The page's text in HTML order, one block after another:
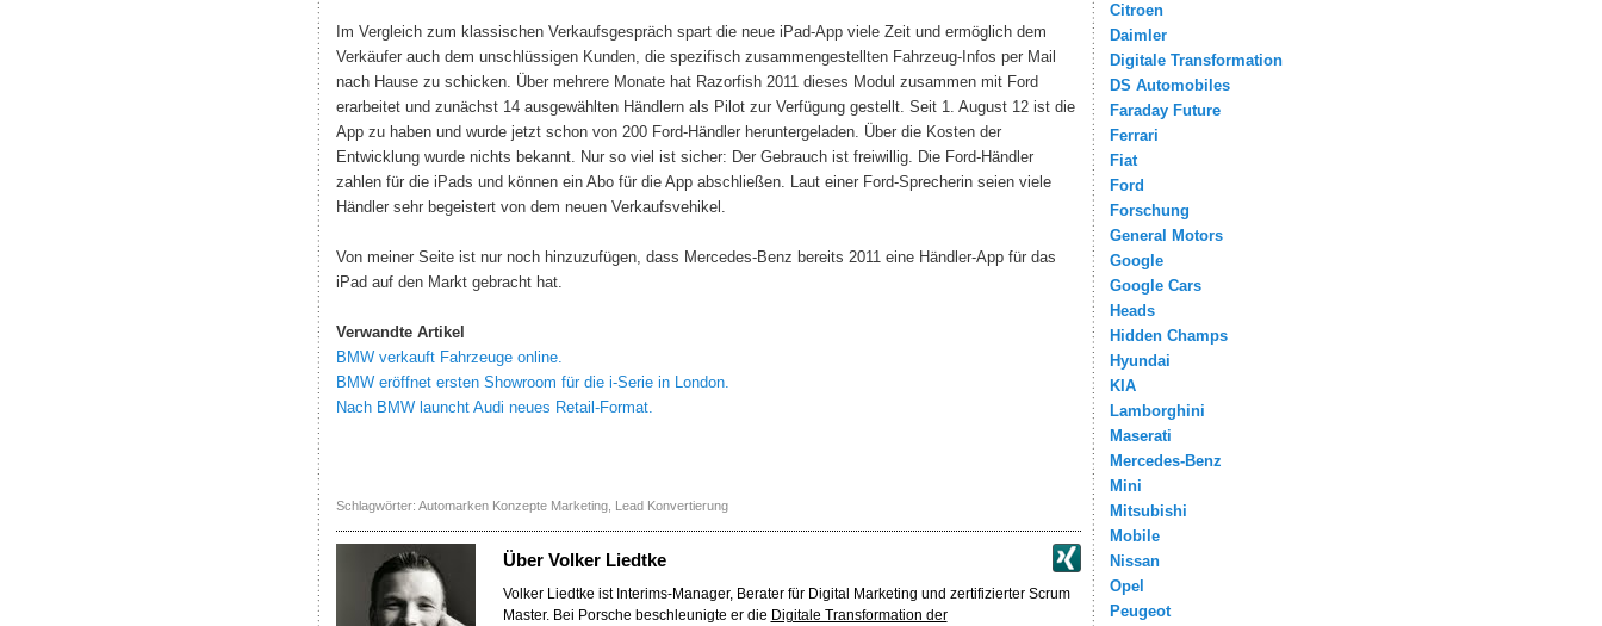
Im Vergleich zum klassischen Verkaufsgespräch spart die neue iPad-App viele Zeit und ermöglich dem
Verkäufer auch dem unschlüssigen Kunden, die spezifisch zusammengestellten Fahrzeug-Infos per Mail
nach Hause zu schicken. Über mehrere Monate hat Razorfish 2011 dieses Modul zusammen mit Ford
erarbeitet und zunächst 14 ausgewählten Händlern als Pilot zur Verfügung gestellt. Seit 1. August 12 ist die
App zu haben und wurde jetzt schon von 200 Ford-Händler heruntergeladen. Über die Kosten der
Entwicklung wurde nichts bekannt. Nur so viel ist sicher: Der Gebrauch ist freiwillig. Die Ford-Händler
zahlen für die iPads und können ein Abo für die App abschließen. Laut einer Ford-Sprecherin seien viele
Händler sehr begeistert von dem neuen Verkaufsvehikel.
Von meiner Seite ist nur noch hinzuzufügen, dass Mercedes-Benz bereits 2011 eine Händler-App für das
iPad auf den Markt gebracht hat.
Verwandte Artikel
BMW verkauft Fahrzeuge online.
BMW eröffnet ersten Showroom für die i-Serie in London.
Nach BMW launcht Audi neues Retail-Format.
Schlagwörter: Automarken Konzepte Marketing, Lead Konvertierung
Über Volker Liedtke
Volker Liedtke ist Interims-Manager, Berater für Digital Marketing und zertifizierter Scrum
Master. Bei Porsche beschleunigte er die Digitale Transformation der
Citroen
Daimler
Digitale Transformation
DS Automobiles
Faraday Future
Ferrari
Fiat
Ford
Forschung
General Motors
Google
Google Cars
Heads
Hidden Champs
Hyundai
KIA
Lamborghini
Maserati
Mercedes-Benz
Mini
Mitsubishi
Mobile
Nissan
Opel
Peugeot